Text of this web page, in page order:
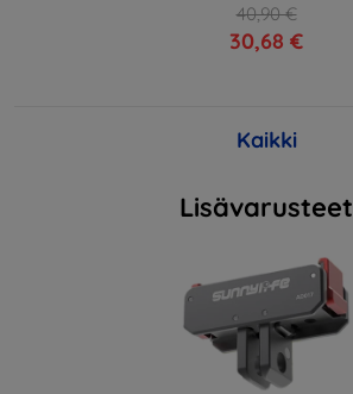
40,90 €
30,68 €
Kaikki
Lisävarusteet